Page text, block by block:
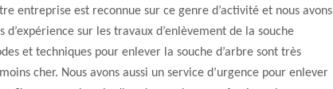
entreprise est reconnue sur ce genre d’activité et nous avons
d’expérience sur les travaux d’enlèvement de la souche
et techniques pour enlever la souche d’arbre sont très
cher. Nous avons aussi un service d’urgence pour enlever